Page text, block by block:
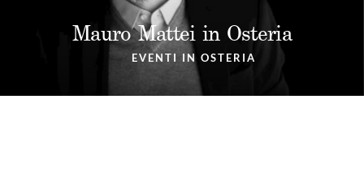
Mauro Mattei in Osteria
EVENTI IN OSTERIA